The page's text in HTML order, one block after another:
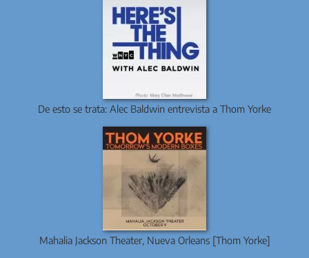
De esto se trata: Alec Baldwin entrevista a Thom Yorke
Mahalia Jackson Theater, Nueva Orleans [Thom Yorke]